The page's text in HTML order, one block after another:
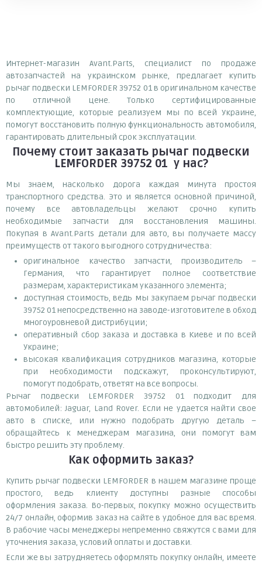
Интернет-магазин Avant.Parts, специалист по продаже
автозапчастей на украинском рынке, предлагает купить
рычаг подвески LEMFORDER 39752 01 в оригинальном качестве
по отличной цене. Только сертифицированные
комплектующие, которые реализуем мы по всей Украине,
помогут восстановить полную функциональность автомобиля,
гарантировать длительный срок эксплуатации.
Почему стоит заказать рычаг подвески
LEMFORDER 39752 01 у нас?
Мы знаем, насколько дорога каждая минута простоя
транспортного средства. Это и является основной причиной,
почему все автовладельцы желают срочно купить
необходимые запчасти для восстановления машины.
Покупая в Avant.Parts детали для авто, вы получаете массу
преимуществ от такого выгодного сотрудничества:
оригинальное качество запчасти, производитель –
Германия, что гарантирует полное соответствие
размерам, характеристикам указанного элемента;
доступная стоимость, ведь мы закупаем рычаг подвески
39752 01 непосредственно на заводе-изготовителе в обход
многоуровневой дистрибуции;
оперативный сбор заказа и доставка в Киеве и по всей
Украине;
высокая квалификация сотрудников магазина, которые
при необходимости подскажут, проконсультируют,
помогут подобрать, ответят на все вопросы.
Рычаг подвески LEMFORDER 39752 01 подходит для
автомобилей: Jaguar, Land Rover. Если не удается найти свое
авто в списке, или нужно подобрать другую деталь –
обращайтесь к менеджерам магазина, они помогут вам
быстро решить эту проблему.
Как оформить заказ?
Купить рычаг подвески LEMFORDER в нашем магазине проще
простого, ведь клиенту доступны разные способы
оформления заказа. Во-первых, покупку можно осуществить
24/7 онлайн, оформив заказ на сайте в удобное для вас время.
В рабочие часы менеджеры непременно свяжутся с вами для
уточнения заказа, условий оплаты и доставки.
Если же вы затрудняетесь оформлять покупку онлайн, имеете